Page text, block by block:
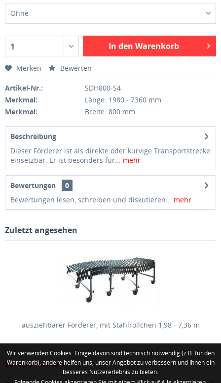
Ohne
1 In den Warenkorb
Merken Bewerten
Artikel-Nr.:
SDH800-S4
Merkmal:
Länge: 1980 - 7360 mm
Merkmal:
Breite: 800 mm
Beschreibung
Dieser Förderer ist als direkte oder kurvige Transportstrecke
einsetzbar. Er ist besonders für... mehr
Bewertungen
0
Bewertungen lesen, schreiben und diskutieren... mehr
Zuletzt angesehen
ausziehbarer Förderer, mit Stahlröllchen 1,98 - 7,36 m
Service Hotline
Wir verwenden Cookies. Einige davon sind technisch notwendig (z.B. für den
Warenkorb), andere helfen uns, unser Angebot zu verbessern und Ihnen ein
besseres Nutzererlebnis zu bieten.